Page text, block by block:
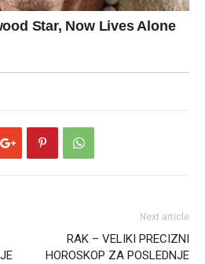
Next article
RAK – VELIKI PRECIZNI
HOROSKOP ZA POSLEDNJE